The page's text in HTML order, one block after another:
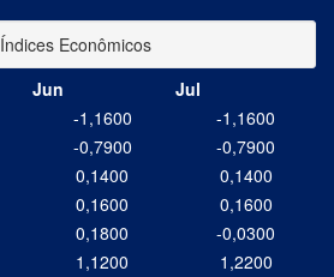
Índices Econômicos
Jun
Jul
-1,1600
-1,1600
-0,7900
-0,7900
0,1400
0,1400
0,1600
0,1600
0,1800
-0,0300
1,1200
1,2200